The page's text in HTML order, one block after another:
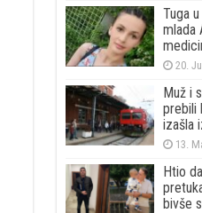
Tuga
mlada
20.
Muž i
prebili
izašla
13.
Htio
bivše